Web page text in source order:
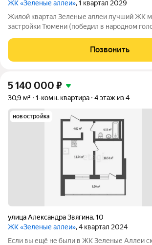
ЖК «Зеленые аллеи», 1 квартал 2029
Жилой квартал Зеленые аллеи лучший ЖК малоэтажной
застройки Тюмени (победил в народном
малоэтажный комплекс в Тюмени,
формат жилья. Расположен в
Позвонить
5 140 000 ₽
30,9 м² 1-комн. квартира 4 этаж из 4
новостройка
​улица Александра Звягина,10
ЖК «Зеленые аллеи», 4 квартал 2024
Если вы ещё не были в ЖК Зеленые Аллеи скорее звоните